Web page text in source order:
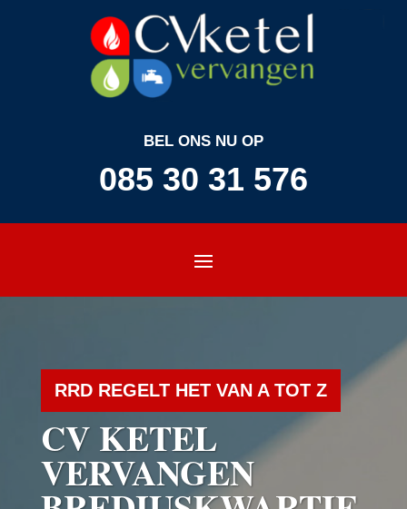
BEL ONS NU OP
085 30 31 576
RRD REGELT HET VAN A TOT Z
CV KETEL
VERVANGEN